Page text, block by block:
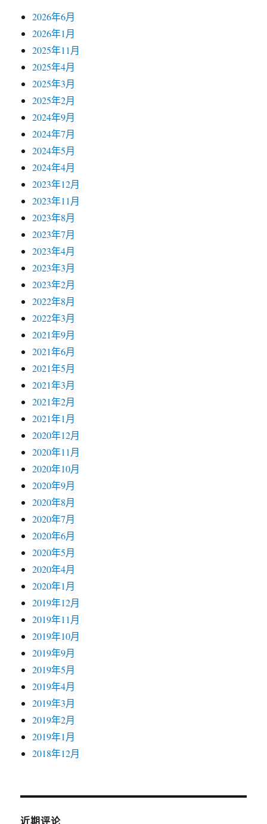
2026年6月
2026年1月
2025年11月
2025年4月
2025年3月
2025年2月
2024年9月
2024年7月
2024年5月
2024年4月
2023年12月
2023年11月
2023年8月
2023年7月
2023年4月
2023年3月
2023年2月
2022年8月
2022年3月
2021年9月
2021年6月
2021年5月
2021年3月
2021年2月
2021年1月
2020年12月
2020年11月
2020年10月
2020年9月
2020年8月
2020年7月
2020年6月
2020年5月
2020年4月
2020年1月
2019年12月
2019年11月
2019年10月
2019年9月
2019年5月
2019年4月
2019年3月
2019年2月
2019年1月
2018年12月
近期评论